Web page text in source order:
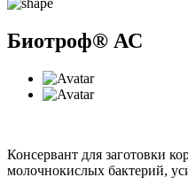
Биотроф® АС
Консервант для заготовки
молочнокислых бактерий,